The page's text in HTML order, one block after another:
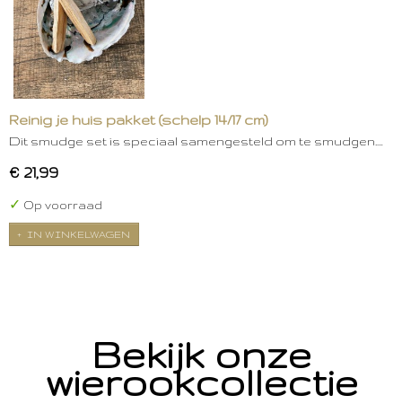
Reinig je huis pakket (schelp 14/17 cm)
Dit smudge set is speciaal samengesteld om te smudgen.…
€ 21,99
✓ Op voorraad
IN WINKELWAGEN
Bekijk onze
wierookcollectie